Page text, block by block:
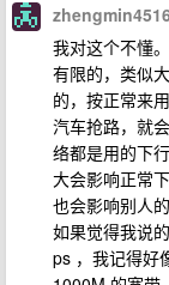
我对这个不懂
有限的，类似
的，按正常来
汽车抢路，就
络都是用的下
大会影响正常
也会影响别人的
如果觉得我说
ps ，我记得好